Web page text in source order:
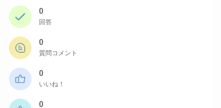
0
回答
0
質問コメント
0
いいね！
0